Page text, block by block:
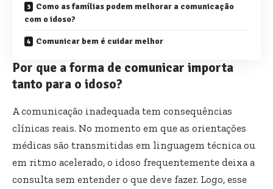
Como as famílias podem melhorar a comunicação
com o idoso?
Comunicar bem é cuidar melhor
Por que a forma de comunicar importa
tanto para o idoso?
A comunicação inadequada tem consequências
clínicas reais. No momento em que as orientações
médicas são transmitidas em linguagem técnica ou
em ritmo acelerado, o idoso frequentemente deixa a
consulta sem entender o que deve fazer. Logo, esse